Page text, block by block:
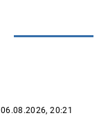
06.08.2026, 20:21